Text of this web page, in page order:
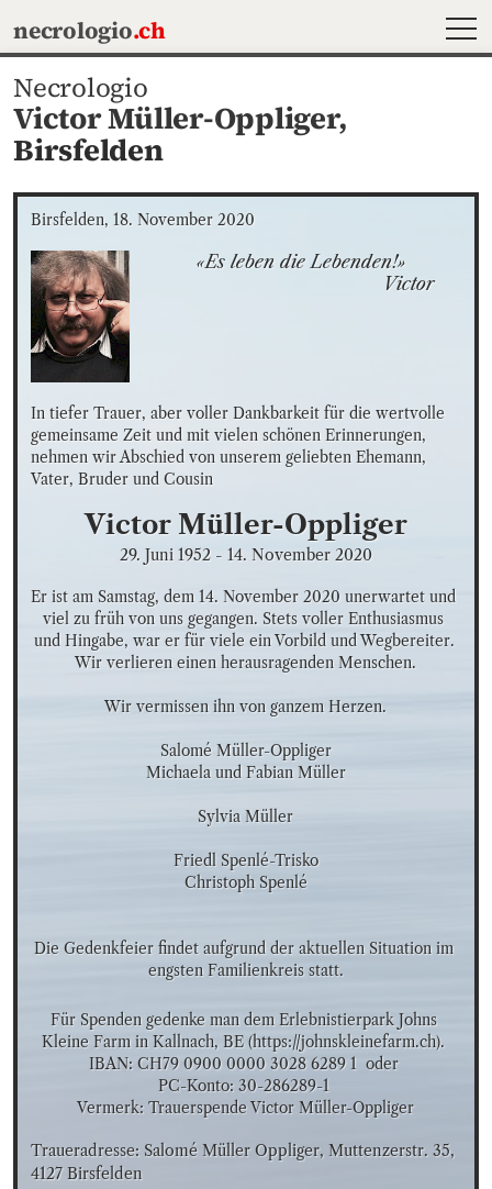
necrologio.ch
Necrologio
Victor Müller-Oppliger,
Birsfelden
Birsfelden, 18. November 2020
«Es leben die Lebenden!»
                                       Victor
In tiefer Trauer, aber voller Dankbarkeit für die wertvolle
gemeinsame Zeit und mit vielen schönen Erinnerungen,
nehmen wir Abschied von unserem geliebten Ehemann,
Vater, Bruder und Cousin
Victor Müller-Oppliger
29. Juni 1952- 14. November 2020
Er ist am Samstag, dem 14. November 2020 unerwartet und
viel zu früh von uns gegangen. Stets voller Enthusiasmus
und Hingabe, war er für viele ein Vorbild und Wegbereiter.
Wir verlieren einen herausragenden Menschen.
Wir vermissen ihn von ganzem Herzen.
Salomé Müller-Oppliger
Michaela und Fabian Müller
Sylvia Müller
Friedl Spenlé-Trisko
Christoph Spenlé
Die Gedenkfeier findet aufgrund der aktuellen Situation im
engsten Familienkreis statt.
Für Spenden gedenke man dem Erlebnistierpark Johns
Kleine Farm in Kallnach, BE (https://johnskleinefarm.ch).
IBAN: CH79 0900 0000 3028 6289 1  oder
PC-Konto: 30-286289-1
Vermerk: Trauerspende Victor Müller-Oppliger
Traueradresse: Salomé Müller Oppliger, Muttenzerstr. 35,
4127 Birsfelden